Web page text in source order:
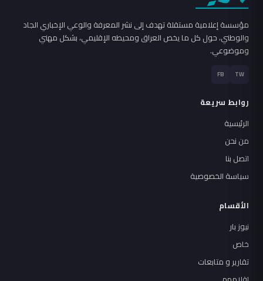
مؤسسة إعلامية مستقلة تهدف إلى نشر المعرفة والوعي الإخباري الجاد
والوطني، حول كل ما يخص العراق ومحيطه الإقليمي، بشكل مهني
وموضوعي.
TW
FB
روابط سريعة
الرئيسية
من نحن
اتصل بنا
سياسة الخصوصية
الأقسام
نيوز بار
خاص
تقارير و متابعات